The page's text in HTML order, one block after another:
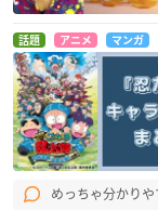
話題 アニメ マンガ
めっちゃ分かり